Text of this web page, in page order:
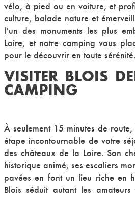
vélo, à pied ou en voiture, et
culture, balade nature et
l’un des monuments les plus
Loire, et notre camping vous
pour le découvrir en toute sérénité.
VISITER BLOIS
CAMPING
À seulement 15 minutes de
étape incontournable de votre
des châteaux de la Loire. Son
historique animé, ses escaliers
pavées en font un lieu riche en
Blois séduit autant les